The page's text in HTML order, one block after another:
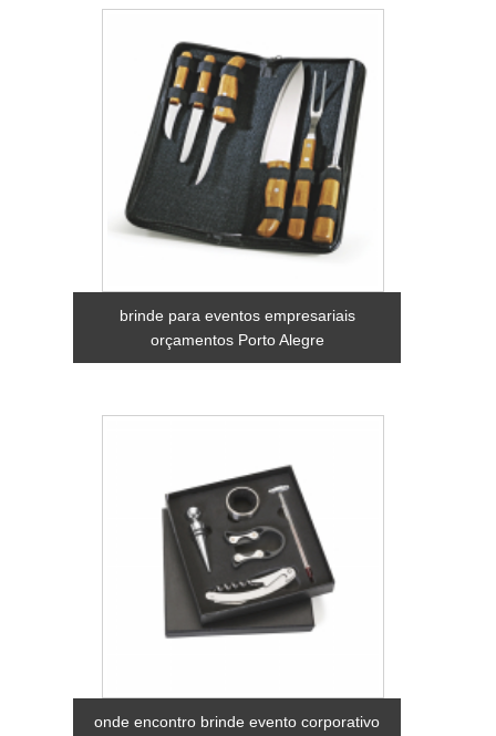
brinde para eventos empresariais
orçamentos Porto Alegre
onde encontro brinde evento corporativo